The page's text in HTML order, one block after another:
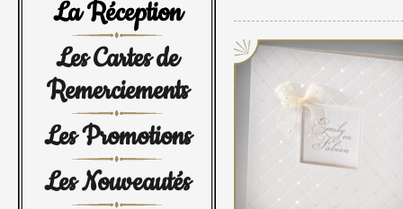
La Réception
Les Cartes de
Remerciements
Les Promotions
Les Nouveautés